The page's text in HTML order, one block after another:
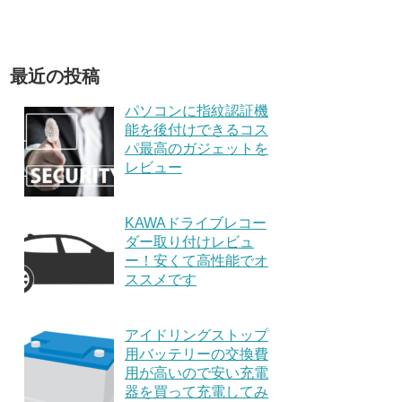
最近の投稿
パソコンに指紋認証機
能を後付けできるコス
パ最高のガジェットを
レビュー
KAWAドライブレコー
ダー取り付けレビュ
ー！安くて高性能でオ
ススメです
アイドリングストップ
用バッテリーの交換費
用が高いので安い充電
器を買って充電してみ